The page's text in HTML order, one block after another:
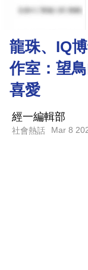
市
財
商
技
龍珠、IQ
作室：望
喜愛
經一編輯部
社會熱話 Mar 8